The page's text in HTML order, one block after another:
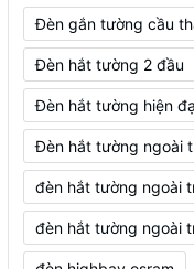
Đèn gắn tường cầu
Đèn hắt tường 2 đầu
Đèn hắt tường hiện
Đèn hắt tường ngoài
đèn hắt tường ngoài
đèn hắt tường ngoài